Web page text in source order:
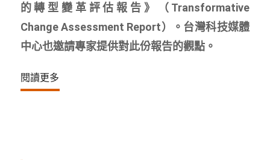
的轉型變革評估報告》（Transformative
Change Assessment Report）。台灣科技媒體
中心也邀請專家提供對此份報告的觀點。
閱讀更多